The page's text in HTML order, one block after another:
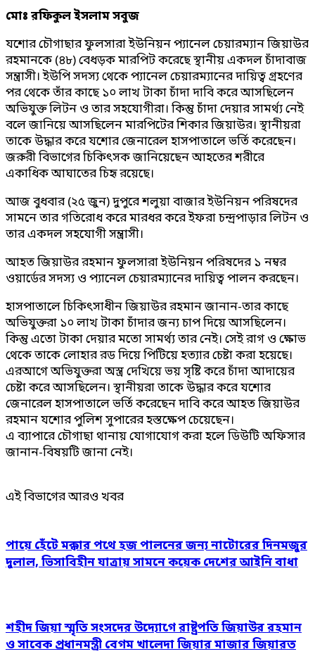
মোঃ রফিকুল ইসলাম সবুজ
যশোর চৌগাছার ফুলসারা ইউনিয়ন প্যানেল চেয়ারম্যান জিয়াউর
রহমানকে (৪৮) বেধড়ক মারপিট করেছে স্থানীয় একদল চাঁদাবাজ
সন্ত্রাসী। ইউপি সদস্য থেকে প্যানেল চেয়ারম্যানের দায়িত্ব গ্রহণের
পর থেকে তাঁর কাছে ১০ লাখ টাকা চাঁদা দাবি করে আসছিলেন
অভিযুক্ত লিটন ও তার সহযোগীরা। কিন্তু চাঁদা দেয়ার সামর্থ্য নেই
বলে জানিয়ে আসছিলেন মারপিটের শিকার জিয়াউর। স্থানীয়রা
তাকে উদ্ধার করে যশোর জেনারেল হাসপাতালে ভর্তি করেছেন।
জরুরী বিভাগের চিকিৎসক জানিয়েছেন আহতের শরীরে
একাধিক আঘাতের চিহৃ রয়েছে।
আজ বুধবার (২৫ জুন) দুপুরে শলুয়া বাজার ইউনিয়ন পরিষদের
সামনে তার গতিরোধ করে মারধর করে ইফরা চন্দ্রপাড়ার লিটন ও
তার একদল সহযোগী সন্ত্রাসী।
আহত জিয়াউর রহমান ফুলসারা ইউনিয়ন পরিষদের ১ নম্বর
ওয়ার্ডের সদস্য ও প্যানেল চেয়ারম্যানের দায়িত্ব পালন করছেন।
হাসপাতালে চিকিৎসাধীন জিয়াউর রহমান জানান-তার কাছে
অভিযুক্তরা ১০ লাখ টাকা চাঁদার জন্য চাপ দিয়ে আসছিলেন।
কিন্তু এতো টাকা দেয়ার মতো সামর্থ্য তার নেই। সেই রাগ ও ক্ষোভ
থেকে তাকে লোহার রড দিয়ে পিটিয়ে হত্যার চেষ্টা করা হয়েছে।
এরআগে অভিযুক্তরা অস্ত্র দেখিয়ে ভয় সৃষ্টি করে চাঁদা আদায়ের
চেষ্টা করে আসছিলেন। স্থানীয়রা তাকে উদ্ধার করে যশোর
জেনারেল হাসপাতালে ভর্তি করেছেন দাবি করে আহত জিয়াউর
রহমান যশোর পুলিশ সুপারের হস্তক্ষেপ চেয়েছেন।
এ ব্যাপারে চৌগাছা থানায় যোগাযোগ করা হলে ডিউটি অফিসার
জানান-বিষয়টি জানা নেই।
এই বিভাগের আরও খবর
পায়ে হেঁটে মক্কার পথে হজ পালনের জন্য নাটোরের দিনমজুর
দুলাল, ভিসাবিহীন যাত্রায় সামনে কয়েক দেশের আইনি বাধা
শহীদ জিয়া স্মৃতি সংসদের উদ্যোগে রাষ্ট্রপতি জিয়াউর রহমান
ও সাবেক প্রধানমন্ত্রী বেগম খালেদা জিয়ার মাজার জিয়ারত